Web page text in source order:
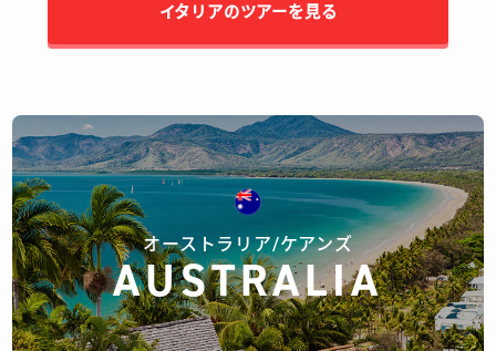
イタリアのツアーを見る
オーストラリア/ケアンズ
AUSTRALIA